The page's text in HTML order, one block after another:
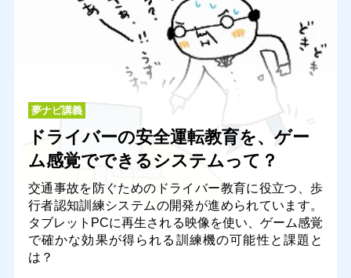
夢ナビ講義
ドライバーの安全運転教育を、ゲー
ム感覚でできるシステムって？
交通事故を防ぐためのドライバー教育に役立つ、歩
行者認知訓練システムの開発が進められています。
タブレットPCに再生される映像を使い、ゲーム感覚
で確かな効果が得られる訓練機の可能性と課題と
は？